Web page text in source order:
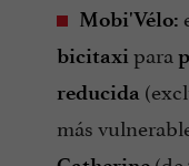
Mobi'Vélo:
bicitaxi para
reducida
más